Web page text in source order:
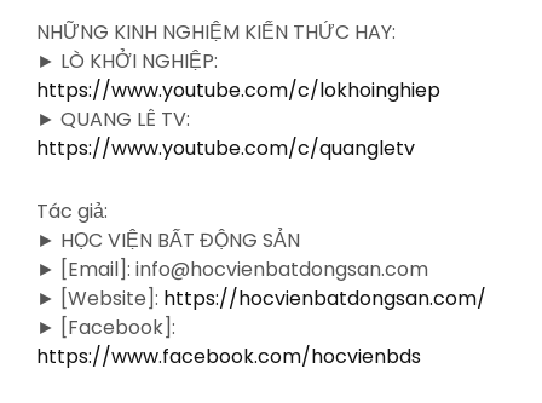
NHỮNG KINH NGHIỆM KIẾN THỨC HAY:
► LÒ KHỞI NGHIỆP:
https://www.youtube.com/c/lokhoinghiep
► QUANG LÊ TV:
https://www.youtube.com/c/quangletv
Tác giả:
► HỌC VIỆN BẤT ĐỘNG SẢN
► [Email]: info@hocvienbatdongsan.com
► [Website]: https://hocvienbatdongsan.com/
► [Facebook]:
https://www.facebook.com/hocvienbds